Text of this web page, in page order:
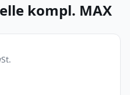
kompl. MAX